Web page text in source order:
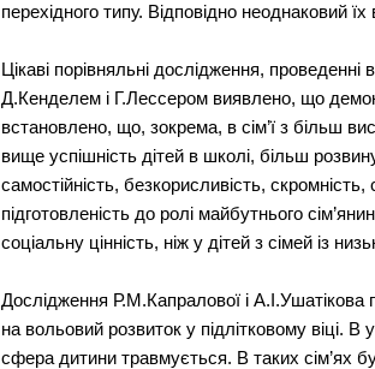
перехідного типу. Відповідно неоднаковий
Цікаві порівняльні дослідження,
Д.Кенделем і Г.Лессером виявлено, що
встановлено, що, зокрема, в сім’ї з більш
вище успішність дітей в школі, більш
самостійність, безкорисливість,
підготовленість до ролі майбутнього
соціальну цінність, ніж у дітей з сімей із
Дослідження Р.М.Капралової і
на вольовий розвиток у підлітковому віці.
сфера дитини травмується. В таких сім’ях